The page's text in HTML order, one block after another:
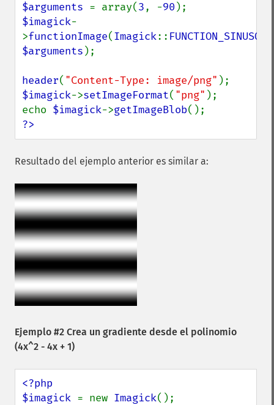
$arguments = array(3, -90
$imagick-
>functionImage(Imagick:: FUNCTION_SINUSOID
$arguments );
header( "Content-Type: image/png"
$imagick->setImageFormat( "png" );
echo $imagick->getImageBlob
?>
Resultado del ejemplo anterior es similar a:
Ejemplo #2 Crea un gradiente desde el polinomio
(4x^2 - 4x + 1)
<?php
$imagick = new Imagick